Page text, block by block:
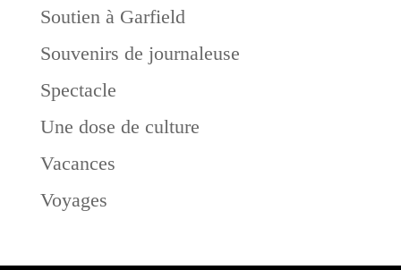
Soutien à Garfield
Souvenirs de journaleuse
Spectacle
Une dose de culture
Vacances
Voyages